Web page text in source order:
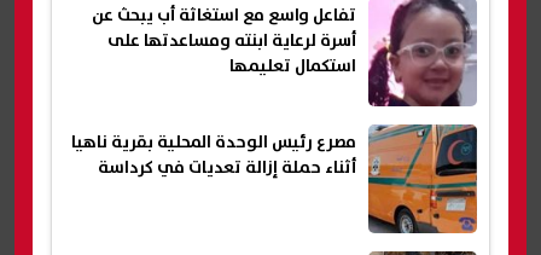
تفاعل واسع مع استغاثة أب يبحث عن
أسرة لرعاية ابنته ومساعدتها على
استكمال تعليمها
مصرع رئيس الوحدة المحلية بقرية ناهيا
أثناء حملة إزالة تعديات في كرداسة